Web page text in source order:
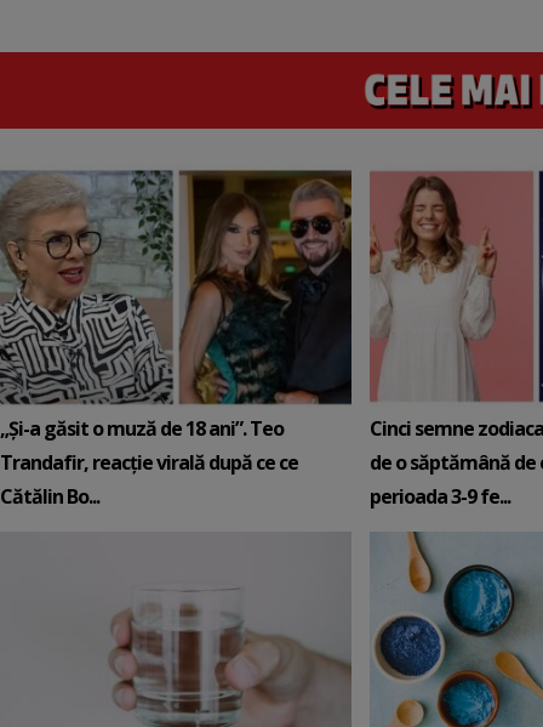
„Și-a găsit o muză de 18 ani”. Teo
Trandafir, reacție virală după ce ce
Cătălin Bo...
Cinci semne
de o săptămână de
perioada 3-9 fe...